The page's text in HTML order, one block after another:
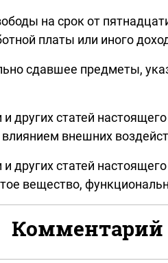
на срок от
платы или иного
сдавшее предметы,
других статей
внешних
и других статей
вещество,
Комментарий